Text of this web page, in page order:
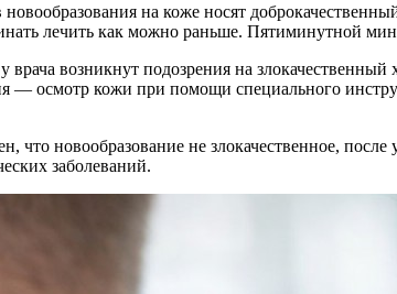
на коже носят
лечить как можно раньше. Пятиминутной
врача возникнут подозрения на
— осмотр кожи при помощи специального
что новообразование не злокачественное,
заболеваний.